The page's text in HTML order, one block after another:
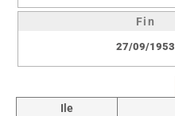
Fin
27/09/1953
Ile